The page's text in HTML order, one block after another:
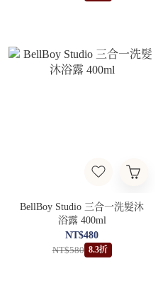
BellBoy Studio 三合一洗髮沐
浴露 400ml
NT$480
NT$580 8.3折